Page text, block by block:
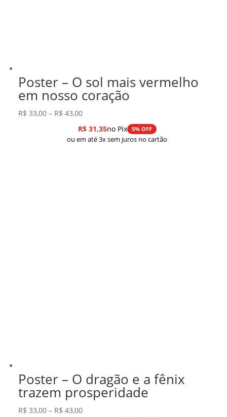
Poster – O sol mais vermelho
em nosso coração
R$ 33,00 – R$ 43,00Faixa
de
preço:
R$31,35no Pix 5% OFF
ou em até 3x sem juros no cartão
Poster – O dragão e a fênix
trazem prosperidade
R$ 33,00 – R$ 43,00Faixa